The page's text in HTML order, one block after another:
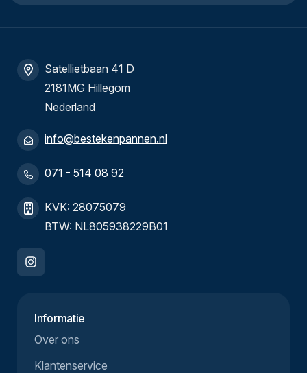
Satellietbaan 41 D
2181MG Hillegom
Nederland
info@bestekenpannen.nl
071 - 514 08 92
KVK: 28075079
BTW: NL805938229B01
Informatie
Over ons
Klantenservice